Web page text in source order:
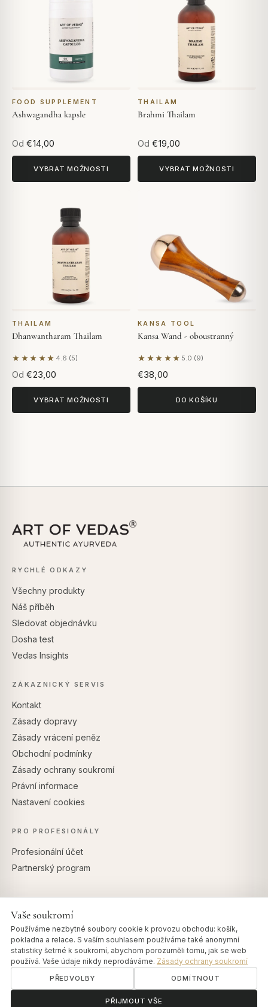
FOOD SUPPLEMENT
Ashwagandha kapsle
Od €14,00
VYBRAT MOŽNOSTI
THAILAM
Brahmi Thailam
Od €19,00
VYBRAT MOŽNOSTI
THAILAM
Dhanwantharam Thailam
★★★★★ 4.6 (5)
Na základě 5 hodnocení
Od €23,00
VYBRAT MOŽNOSTI
KANSA TOOL
Kansa Wand - oboustranný
★★★★★ 5.0 (9)
Na základě 9 hodnocení
€38,00
DO KOŠÍKU
RYCHLÉ ODKAZY
Všechny produkty
Náš příběh
Sledovat objednávku
Dosha test
Vedas Insights
ZÁKAZNICKÝ SERVIS
Kontakt
Zásady dopravy
Zásady vrácení peněz
Obchodní podmínky
Zásady ochrany soukromí
Právní informace
Nastavení cookies
PRO PROFESIONÁLY
Profesionální účet
Partnerský program
info@artofvedas.com
ॐ
Vaše soukromí
Používáme nezbytné soubory cookie k provozu obchodu: košík,
pokladna a relace. S vaším souhlasem používáme také anonymní
statistiky šetrné k soukromí, abychom porozuměli tomu, jak se web
používá. Vaše údaje nikdy neprodáváme. Zásady ochrany soukromí
PŘEDVOLBY ODMÍTNOUT
PŘIJMOUT VŠE